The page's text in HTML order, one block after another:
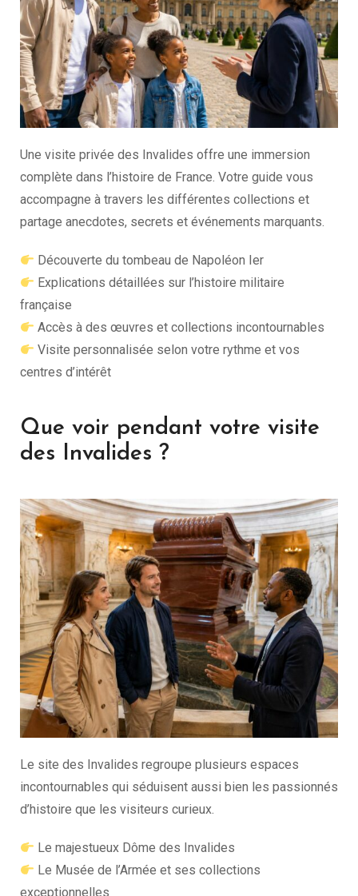
Une visite privée des Invalides offre une immersion
complète dans l’histoire de France. Votre guide vous
accompagne à travers les différentes collections et
partage anecdotes, secrets et événements marquants.
Découverte du tombeau de Napoléon Ier
Explications détaillées sur l’histoire militaire
française
Accès à des œuvres et collections incontournables
Visite personnalisée selon votre rythme et vos
centres d’intérêt
Que voir pendant votre visite
des Invalides ?
Le site des Invalides regroupe plusieurs espaces
incontournables qui séduisent aussi bien les passionnés
d’histoire que les visiteurs curieux.
Le majestueux Dôme des Invalides
Le Musée de l’Armée et ses collections
exceptionnelles